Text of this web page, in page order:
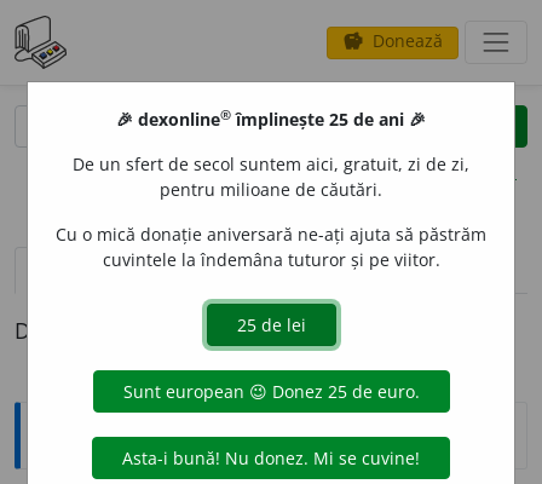
savings Donează
clear
opțiuni
definiții (1) pronunțievolume_up (50)
Definiția cu ID-ul 806507:
Explicative DEX
🎉 dexonline® împlinește 25 de ani 🎉
De un sfert de secol suntem aici, gratuit, zi de zi,
pentru milioane de căutări.
Cu o mică donație aniversară ne-ați ajuta să păstrăm
cuvintele la îndemâna tuturor și pe viitor.